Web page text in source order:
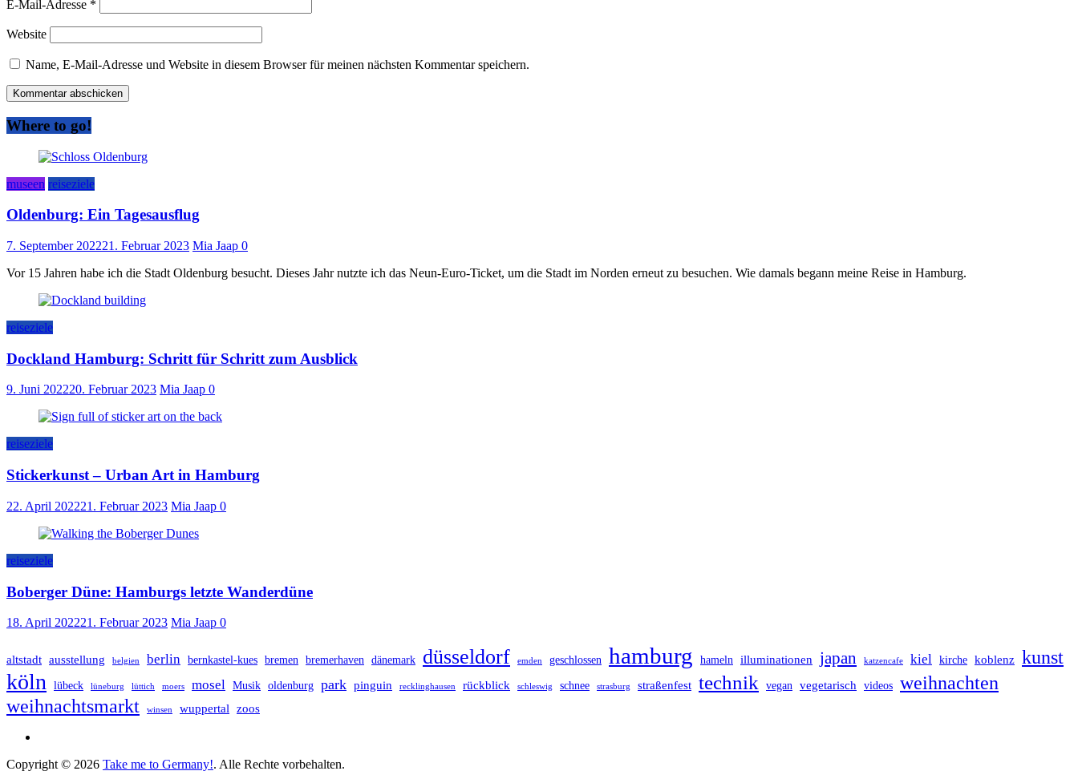
E-Mail-Adresse *
Website
Name, E-Mail-Adresse und Website in diesem Browser für meinen nächsten Kommentar speichern.
Where to go!
museen reiseziele
Oldenburg: Ein Tagesausflug
7. September 202221. Februar 2023 Mia Jaap 0
Vor 15 Jahren habe ich die Stadt Oldenburg besucht. Dieses Jahr nutzte ich das Neun-Euro-Ticket, um die Stadt im Norden erneut zu besuchen. Wie damals begann meine Reise in Hamburg.
reiseziele
Dockland Hamburg: Schritt für Schritt zum Ausblick
9. Juni 202220. Februar 2023 Mia Jaap 0
reiseziele
Stickerkunst – Urban Art in Hamburg
22. April 202221. Februar 2023 Mia Jaap 0
reiseziele
Boberger Düne: Hamburgs letzte Wanderdüne
18. April 202221. Februar 2023 Mia Jaap 0
altstadt ausstellung belgien berlin bernkastel-kues bremen bremerhaven dänemark düsseldorf emden geschlossen hamburg hameln illuminationen japan katzencafe kiel kirche koblenz kunst
köln lübeck lüneburg lüttich moers mosel Musik oldenburg park pinguin recklinghausen rückblick schleswig schnee strasburg straßenfest technik vegan vegetarisch videos weihnachten
weihnachtsmarkt
winsen wuppertal zoos
Copyright © 2026 Take me to Germany!. Alle Rechte vorbehalten.